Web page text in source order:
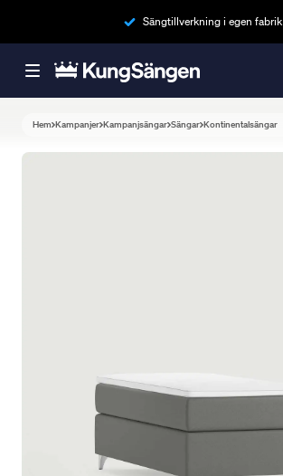
Sängtillverkning i egen fabrik
Hem Kampanjer Kampanjsängar Sängar Kontinentalsängar